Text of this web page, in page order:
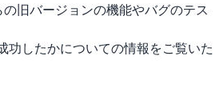
旧バージョンの機能やバグのテス
功したかについての情報をご覧いた